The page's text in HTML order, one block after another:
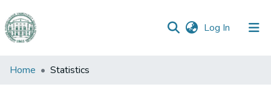
Log In (current)
Communities
Home Statistics